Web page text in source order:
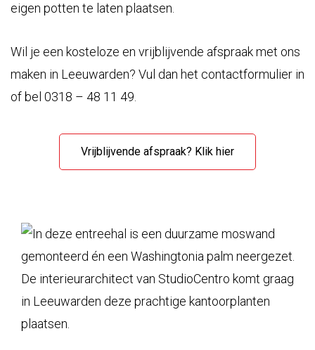
eigen potten te laten plaatsen.
Wil je een kosteloze en vrijblijvende afspraak met ons
maken in Leeuwarden? Vul dan het contactformulier in
of bel 0318 – 48 11 49.
Vrijblijvende afspraak? Klik hier